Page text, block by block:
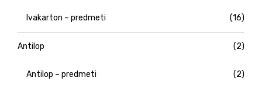
Ivakarton – predmeti (16)
Antilop (2)
Antilop – predmeti (2)